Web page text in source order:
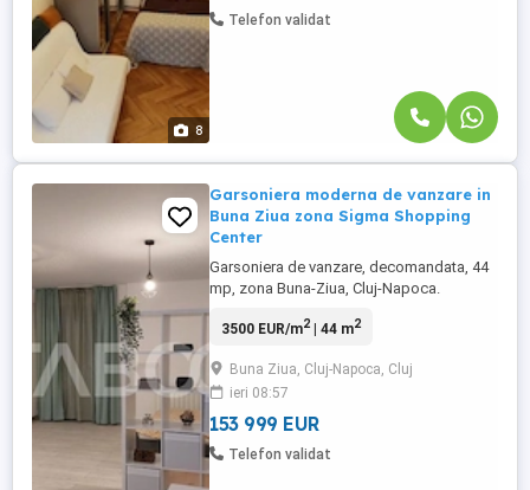
8
Telefon validat
Garsoniera moderna de vanzare in
Buna Ziua zona Sigma Shopping
Center
Garsoniera de vanzare, decomandata, 44
mp, zona Buna-Ziua, Cluj-Napoca.
• Pretabil investitie sigura; • Posibilitatea
separat; ...
3500 EUR/m2| 44 m2
Buna Ziua, Cluj-Napoca, Cluj
ieri 08:57
153 999 EUR
Telefon validat